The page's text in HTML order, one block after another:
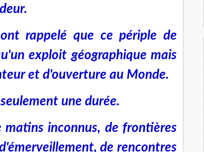
rappelé que ce périple de
exploit géographique mais
et d'ouverture au Monde.
une durée.
matins inconnus, de frontières
de rencontres